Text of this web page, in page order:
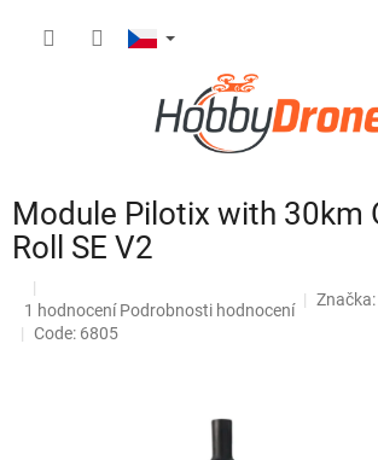
Module Pilotix with 30km
Roll SE V2
Průměrné
hodnocení
1 hodnocení Podrobnosti hodnocení
Značka:
Code: 6805